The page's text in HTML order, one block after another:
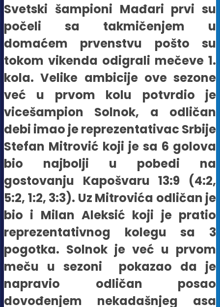
Svetski šampioni Mađari prvi su
počeli sa takmičenjem u
domaćem prvenstvu pošto su
tokom vikenda odigrali mečeve 1.
kola. Velike ambicije ove sezone
već u prvom kolu potvrdio je
vicešampion Solnok, a odličan
debi imao je reprezentativac Srbije
Stefan Mitrović koji je sa 6 golova
bio najbolji u pobedi na
gostovanju Kapošvaru 13:9 (4:2,
5:2, 1:2, 3:3). Uz Mitrovića odličan je
bio i Milan Aleksić koji je pratio
reprezentativnog kolegu sa 3
pogotka. Solnok je već u prvom
meču u sezoni pokazao da je
napravio odličan posao
dovođenjem nekadašnjeg asa